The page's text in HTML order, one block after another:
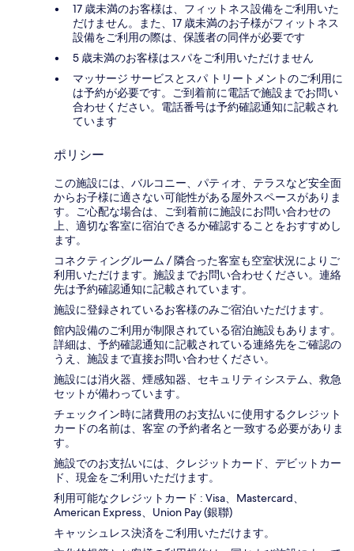
17 歳未満のお客様は、フィットネス設備をご利用いた
だけません。また、17 歳未満のお子様がフィットネス
設備をご利用の際は、保護者の同伴が必要です
5 歳未満のお客様はスパをご利用いただけません
マッサージ サービスとスパ トリートメントのご利用に
は予約が必要です。ご到着前に電話で施設までお問い
合わせください。電話番号は予約確認通知に記載され
ています
ポリシー
この施設には、バルコニー、パティオ、テラスなど安全面
からお子様に適さない可能性がある屋外スペースがありま
す。ご心配な場合は、ご到着前に施設にお問い合わせの
上、適切な客室に宿泊できるか確認することをおすすめし
ます。
コネクティングルーム / 隣合った客室も空室状況によりご
利用いただけます。施設までお問い合わせください。連絡
先は予約確認通知に記載されています。
施設に登録されているお客様のみご宿泊いただけます。
館内設備のご利用が制限されている宿泊施設もあります。
詳細は、予約確認通知に記載されている連絡先をご確認の
うえ、施設まで直接お問い合わせください。
施設には消火器、煙感知器、セキュリティシステム、救急
セットが備わっています。
チェックイン時に諸費用のお支払いに使用するクレジット
カードの名前は、客室 の予約者名と一致する必要がありま
す。
施設でのお支払いには、クレジットカード、デビットカー
ド、現金をご利用いただけます。
利用可能なクレジットカード : Visa、Mastercard、
American Express、Union Pay (銀聯)
キャッシュレス決済をご利用いただけます。